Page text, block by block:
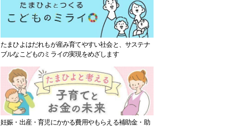
たまひよはだれもが産み育てやすい社会と、サステナ
ブルなこどものミライの実現をめざします
妊娠・出産・育児にかかる費用やもらえる補助金・助